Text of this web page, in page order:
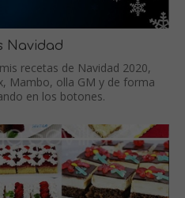
Navidad
recetas de Navidad 2020,
Mambo, olla GM y de forma
en los botones.